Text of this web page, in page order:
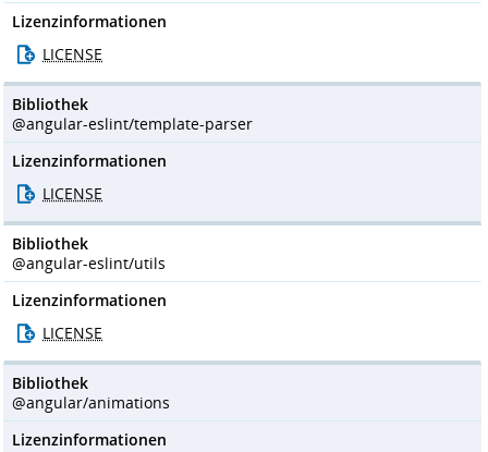
Lizenzinformationen
LICENSE
Bibliothek
@angular-eslint/template-parser
Lizenzinformationen
LICENSE
Bibliothek
@angular-eslint/utils
Lizenzinformationen
LICENSE
Bibliothek
@angular/animations
Lizenzinformationen